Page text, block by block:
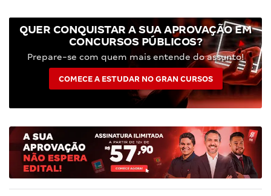
QUER CONQUISTAR A SUA APROVAÇÃO EM
CONCURSOS PÚBLICOS?
Prepare-se com quem mais entende do assunto!
COMECE A ESTUDAR NO GRAN CURSOS